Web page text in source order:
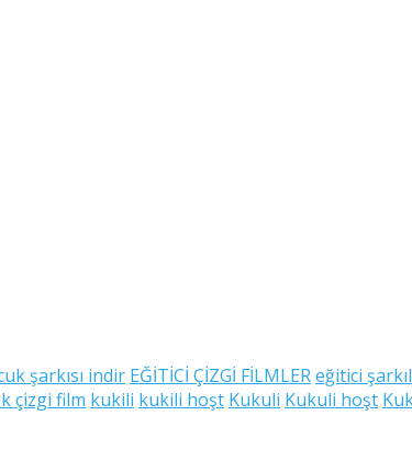
şarkısı indir EĞİTİCİ ÇİZGİ FİLMLEReğitici
çizgi film kukili kukili hoşt Kukuli Kukuli hoşt